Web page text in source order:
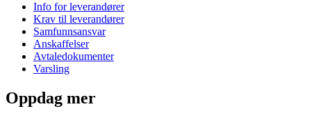
Info for leverandører
Krav til leverandører
Samfunnsansvar
Anskaffelser
Avtaledokumenter
Varsling
Oppdag mer